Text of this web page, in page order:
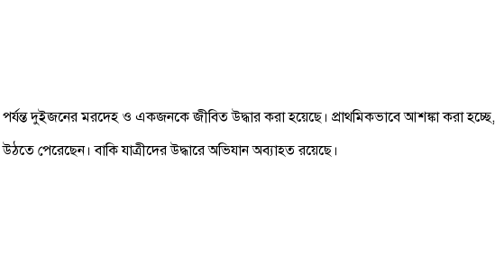
দুইজনের মরদেহ ও একজনকে জীবিত উদ্ধার করা হয়েছে। প্রাথমিকভাবে আশঙ্কা করা
পেরেছেন। বাকি যাত্রীদের উদ্ধারে অভিযান অব্যাহত রয়েছে।